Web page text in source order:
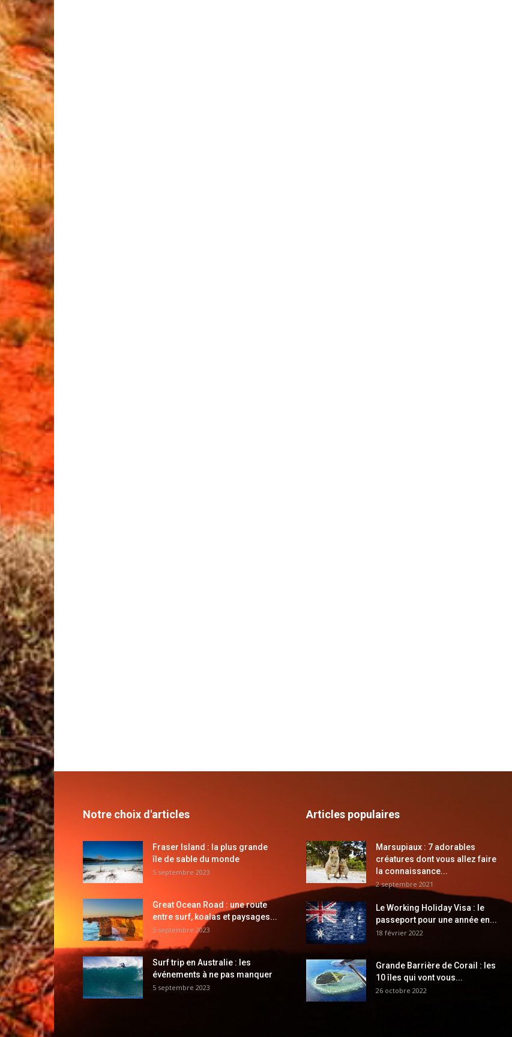
Notre choix d'articles
Fraser Island : la plus grande
île de sable du monde
5 septembre 2023
Great Ocean Road : une route
entre surf, koalas et paysages...
5 septembre 2023
Surf trip en Australie : les
événements à ne pas manquer
5 septembre 2023
Articles populaires
Marsupiaux : 7 adorables
créatures dont vous allez faire
la connaissance...
2 septembre 2021
Le Working Holiday Visa : le
passeport pour une année en...
18 février 2022
Grande Barrière de Corail : les
10 îles qui vont vous...
26 octobre 2022